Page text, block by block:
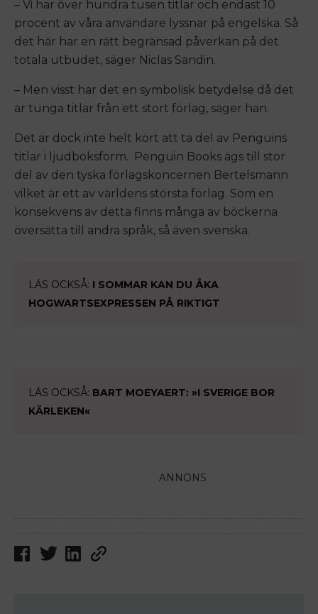
– Vi har över hundra tusen titlar och endast 10
procent av våra användare lyssnar på engelska. Så
det här har en rätt begränsad påverkan på det
totala utbudet, säger Niclas Sandin.
– Men visst har det en symbolisk betydelse då det
är tunga titlar från ett stort förlag, säger han.
Det är dock inte helt kört att ta del av Penguins
titlar i ljudboksform. Penguin Books ägs till stor
del av den tyska förlagskoncernen Bertelsmann
vilket är ett av världens största förlag. Som en
konsekvens av detta finns många av böckerna
översätta till andra språk, så även svenska.
LÄS OCKSÅ: I SOMMAR KAN DU ÅKA
HOGWARTSEXPRESSEN PÅ RIKTIGT
LÄS OCKSÅ: BART MOEYAERT: »I SVERIGE BOR
KÄRLEKEN«
ANNONS